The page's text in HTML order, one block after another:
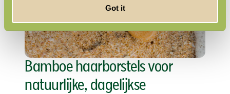
Got it
Bamboe haarborstels voor
natuurlijke, dagelijkse